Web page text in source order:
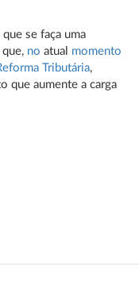
se faça uma
no atual momento
Tributária,
que aumente a carga